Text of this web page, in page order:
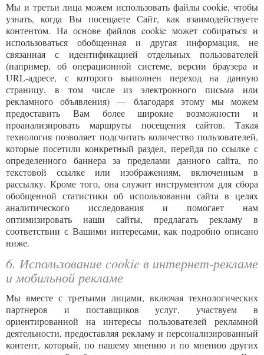
Мы и третьи лица можем использовать файлы cookie, чтобы
узнать, когда Вы посещаете Сайт, как взаимодействуете
контентом. На основе файлов cookie может собираться и
использоваться обобщенная и другая информация, не
связанная с идентификацией отдельных пользователей
(например, об операционной системе, версии браузера и
URL-адресе, с которого выполнен переход на данную
страницу, в том числе из электронного письма или
рекламного объявления) — благодаря этому мы можем
предоставить Вам более широкие возможности и
проанализировать маршруты посещения сайтов. Такая
технология позволяет подсчитать количество пользователей,
которые посетили конкретный раздел, перейдя по ссылке с
определенного баннера за пределами данного сайта, по
текстовой ссылке или изображениям, включенным в
рассылку. Кроме того, она служит инструментом для сбора
обобщенной статистики об использовании сайта в целях
аналитического исследования и помогает нам
оптимизировать наши сайты, предлагать рекламу в
соответствии с Вашими интересами, как подробно описано
ниже.
6. Использование cookie в интернет-рекламе
и мобильной рекламе
Мы вместе с третьими лицами, включая технологических
партнеров и поставщиков услуг, участвуем в
ориентированной на интересы пользователей рекламной
деятельности, предоставляя рекламу и персонализированный
контент, который, по нашему мнению и по мнению других